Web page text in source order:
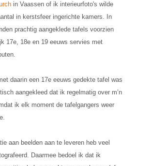
in Vaassen of ik interieurfoto's wilde
in kerstsfeer ingerichte kamers. In
prachtig aangeklede tafels voorzien
17e, 18e en 19 eeuws servies met
daarin een 17e eeuws gedekte tafel was
aangekleed dat ik regelmatig over m’n
ik elk moment de tafelgangers weer
aan beelden aan te leveren heb veel
Daarmee bedoel ik dat ik